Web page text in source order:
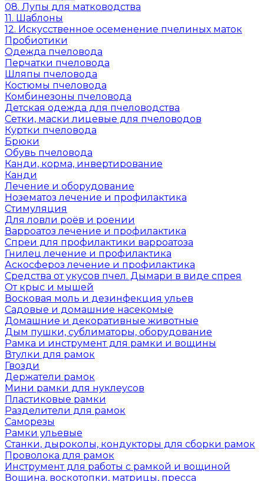
08. Лупы для матководства
11. Шаблоны
12. Искусственное осеменение пчелиных маток
Пробиотики
Одежда пчеловода
Перчатки пчеловода
Шляпы пчеловода
Костюмы пчеловода
Комбинезоны пчеловода
Детская одежда для пчеловодства
Сетки, маски лицевые для пчеловодов
Куртки пчеловода
Брюки
Обувь пчеловода
Канди, корма, инвертирование
Канди
Лечение и оборудование
Нозематоз лечение и профилактика
Стимуляция
Для ловли роёв и роении
Варроатоз лечение и профилактика
Спреи для профилактики варроатоза
Гнилец лечение и профилактика
Аскосфероз лечение и профилактика
Средства от укусов пчел. Дымари в виде спрея
От крыс и мышей
Восковая моль и дезинфекция ульев
Садовые и домашние насекомые
Домашние и декоративные животные
Дым пушки, сублиматоры, оборудование
Рамка и инструмент для рамки и вощины
Втулки для рамок
Гвозди
Держатели рамок
Мини рамки для нуклеусов
Пластиковые рамки
Разделители для рамок
Саморезы
Рамки ульевые
Станки, дыроколы, кондукторы для сборки рамок
Проволока для рамок
Инструмент для работы с рамкой и вощиной
Вощина, воскотопки, матрицы, пресса